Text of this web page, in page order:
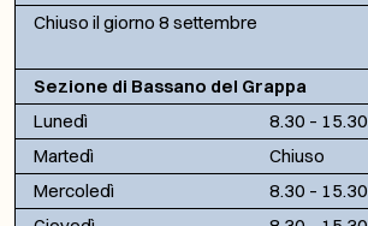
Chiuso il giorno 8 settembre
Sezione di Bassano del Grappa
Lunedì
8.30 – 15.30
Martedì
Chiuso
Mercoledì
8.30 – 15.30